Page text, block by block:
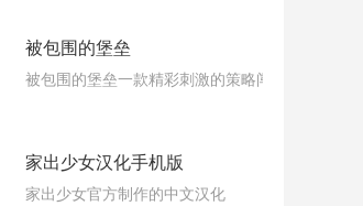
被包围的堡垒
被包围的堡垒一款精彩刺激的策略闯关手游，与
家出少女汉化手机版
家出少女官方制作的中文汉化